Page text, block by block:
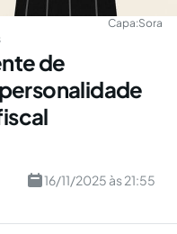
Capa:Sora
de
16/11/2025 às 21:55